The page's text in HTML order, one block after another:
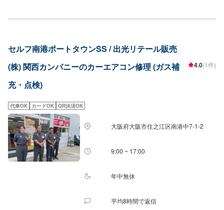
セルフ南港ポートタウンSS / 出光リテール販売
(株) 関西カンパニーのカーエアコン修理 (ガス補
充・点検)
4.0(1件)
代車OK カードOK QR決済OK
大阪府大阪市住之江区南港中7-1-2
9:00 ~ 17:00
年中無休
平均8時間で返信